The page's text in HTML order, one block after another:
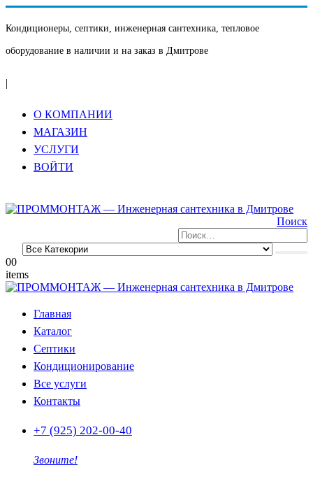
Кондиционеры, септики, инженерная сантехника, тепловое
оборудование в наличии и на заказ в Дмитрове
|
О КОМПАНИИ
МАГАЗИН
УСЛУГИ
ВОЙТИ
Поиск
00
items
Главная
Каталог
Септики
Кондиционирование
Все услуги
Контакты
+7 (925) 202-00-40
Звоните!